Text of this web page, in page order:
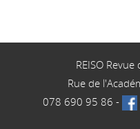
REISO
Rue de
078 690 95 86 -